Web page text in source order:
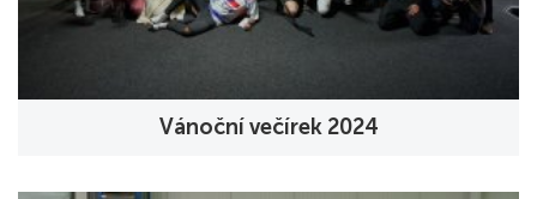
Vánoční večírek 2024